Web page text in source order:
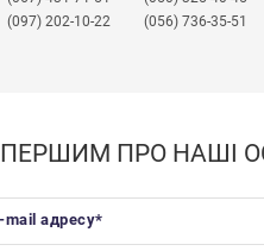
(097) 202-10-22
(056) 736-35-51
ПРО НАШІ
mail адресу*